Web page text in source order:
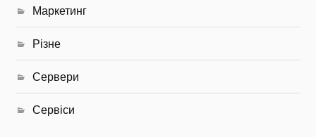
Маркетинг
Різне
Сервери
Сервіси